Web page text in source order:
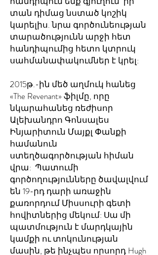
տան դիմաց նստած կոշիկ
կարելիս. նրա գործունեության
տարածությունն արջի հետ
հանդիպումից հետո կտրուկ
սահմանափակումներ է կրել:
2015թ.-ին մեծ աղմուկ հանեց
«The Revenant» ֆիլմը, որը
նկարահանեց ռեժիսոր
Ալեխանդրո Գոնսալես
Ինյարիտուն Մայքլ Փանքի
համանուն
ստեղծագործության հիման
վրա: Պատումի
գործողությունները ծավալվում
են 19-րդ դարի առաջին
քառորդում Միսսուրի գետի
հովիտներից մեկում: Սա մի
պատմություն է մարդկային
կամքի ու տոկունության
մասին, թե ինչպես որսորդ Hugh